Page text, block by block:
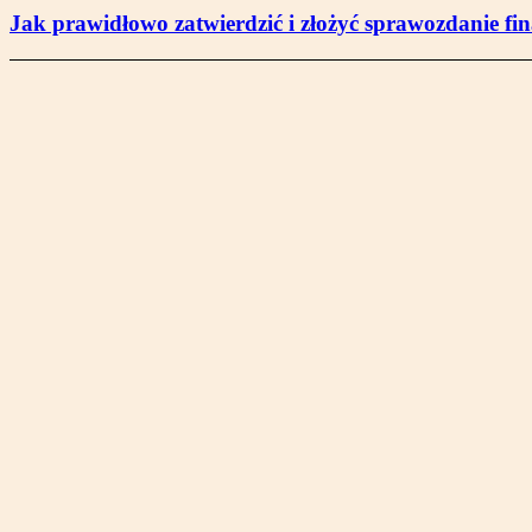
Jak prawidłowo zatwierdzić i złożyć sprawozdanie